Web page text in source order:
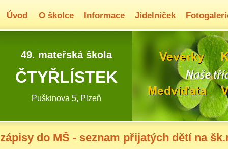
Úvod O školce Informace Jídelníček
49. mateřská škola
ČTYŘLÍSTEK
Puškinova 5, Plzeň
zápisy do MŠ - seznam přijatých dětí na